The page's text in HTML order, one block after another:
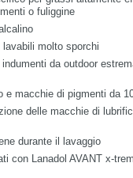
o fuliggine
molto sporchi
da outdoor
macchie di pigmenti da
delle macchie di
durante il lavaggio
con Lanadol AVANT x-